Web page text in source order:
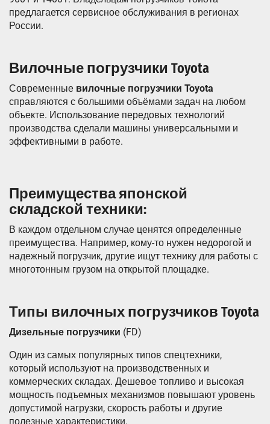
предлагается сервисное обслуживания в регионах
России.
Вилочные погрузчики Toyota
Современные вилочные погрузчики Toyota
справляются с большими объёмами задач на любом
объекте. Использование передовых технологий
производства сделали машины универсальными и
эффективными в работе.
Преимущества японской
складской техники:
В каждом отдельном случае ценятся определенные
преимущества. Например, кому-то нужен недорогой и
надежный погрузчик, другие ищут технику для работы с
многотонным грузом на открытой площадке.
Типы вилочных погрузчиков Toyota
Дизельные погрузчики (FD)
Один из самых популярных типов спецтехники,
который используют на производственных и
коммерческих складах. Дешевое топливо и высокая
мощность подъемных механизмов повышают уровень
допустимой нагрузки, скорость работы и другие
полезные характеристики.